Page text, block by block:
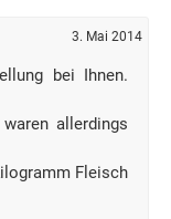
3. Mai 2014
bei Ihnen.
allerdings
Fleisch